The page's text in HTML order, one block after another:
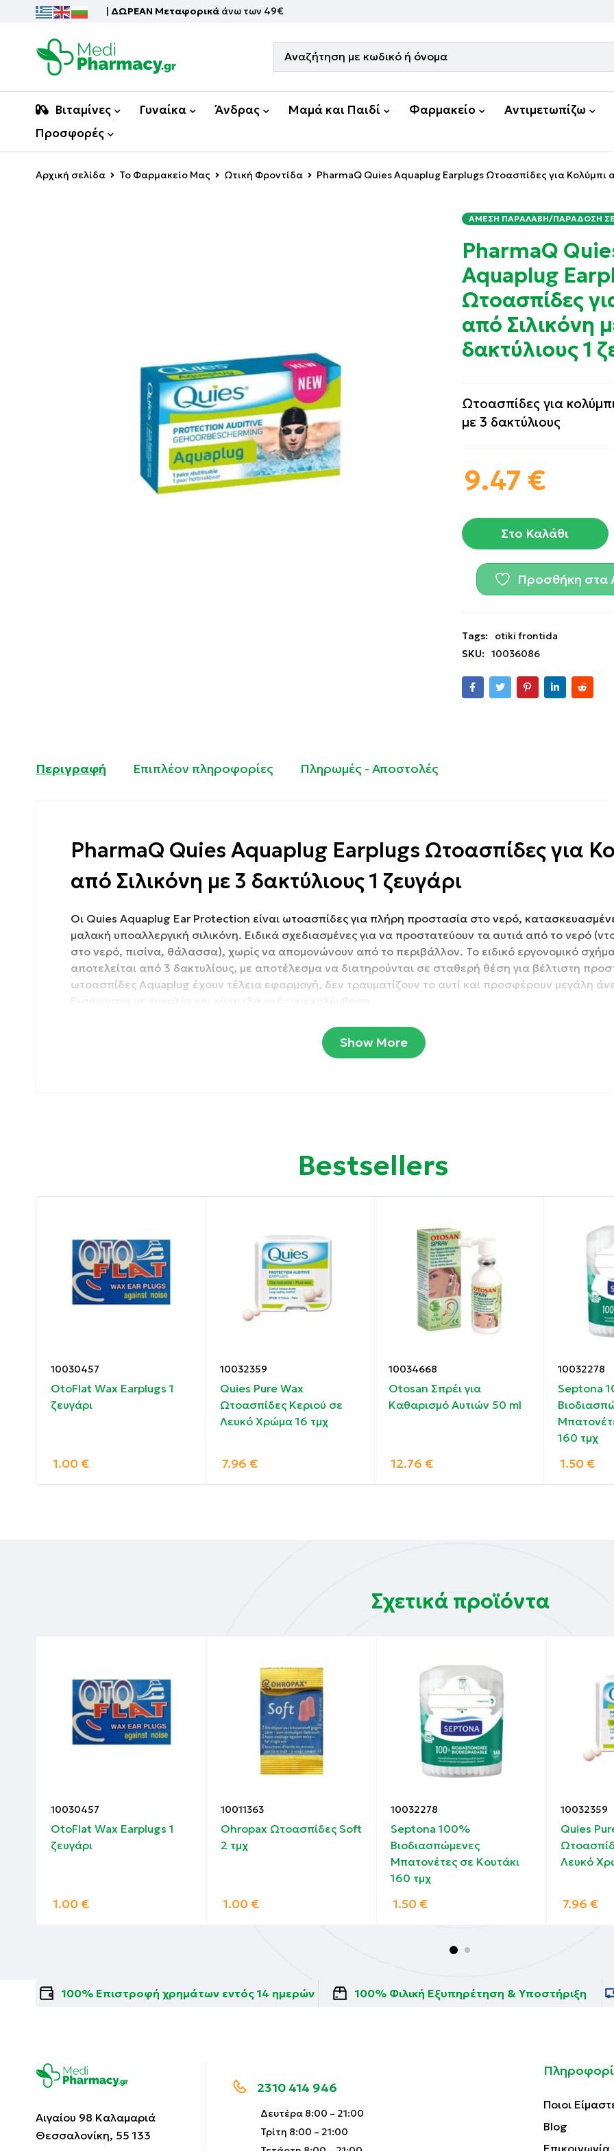
| ΔΩΡΕΑΝ Μεταφορικά άνω των 49€
Βιταμίνες Γυναίκα Άνδρας Μαμά και Παιδί Φαρμακείο Αντιμετωπίζω
Προσφορές
Αρχική σελίδα Το Φαρμακείο Μας Ωτική Φροντίδα PharmaQ Quies Aquaplug Earplugs Ωτοασπίδες για Κολύμπι
ΆΜΕΣΗ ΠΑΡΑΛΑΒΉ/ΠΑΡΆΔΟΣΗ ΣΕ
PharmaQ
Aquaplug
Ωτοασπίδες
από Σιλικόνη
δακτύλιους 1
Ωτοασπίδες για
με 3 δακτύλιους
9.47 €
Στο Καλάθι
Προσθήκη στα
Tags:
otiki frontida
SKU:
10036086
Περιγραφή Επιπλέον πληροφορίες Πληρωμές - Αποστολές
PharmaQ Quies Aquaplug Earplugs Ωτοασπίδες για
από Σιλικόνη με 3 δακτύλιους 1 ζευγάρι
Οι Quies Aquaplug Ear Protection είναι ωτοασπίδες για πλήρη προστασία στο νερό,
μαλακή υποαλλεργική σιλικόνη. Ειδικά σχεδιασμένες για να προστατεύουν τα αυτιά από το νερό
στο νερό, πισίνα, θάλασσα), χωρίς να απομονώνουν από το περιβάλλον. Το ειδικό εργονομικό
αποτελείται από 3 δακτυλίους, με αποτέλεσμα να διατηρούνται σε σταθερή θέση για βέλτιστη
ωτοασπίδες Aquaplug έχουν τέλεια εφαρμογή, δεν τραυματίζουν το αυτί και προσφέρουν μεγάλη
Μετά τη χρήση, καθαρίστε τις ωτοασπίδες με ουδέτερο σαπούνι και ζεστό νερό.
Αφήστε τις να στεγνώσουν καλά πριν τις ξαναχρησιμοποιήσετε.
Συστατικά:
Show More
Bestsellers
10030457
OtoFlat Wax Earplugs 1
ζευγάρι
1.00 €
10032359
Quies Pure Wax
Ωτοασπίδες Κεριού σε
Λευκό Χρώμα 16 τμχ
7.96 €
10034668
Otosan Σπρέι για
Καθαρισμό Αυτιών 50 ml
12.76 €
10032278
Septona
160 τμχ
1.50 €
Σχετικά προϊόντα
10030457
OtoFlat Wax Earplugs 1
ζευγάρι
1.00 €
10011363
Ohropax Ωτοασπίδες Soft
2 τμχ
1.00 €
10032278
Septona 100%
Βιοδιασπώμενες
Μπατονέτες σε Κουτάκι
160 τμχ
1.50 €
10032359
Quies
Λευκό
7.96 €
100% Επιστροφή χρημάτων εντός 14 ημερών 100% Φιλική Εξυπηρέτηση & Υποστήριξη
Αιγαίου 98 Καλαμαριά
Θεσσαλονίκη, 55 133
2310 414 946
Δευτέρα 8:00 – 21:00
Τρίτη 8:00 – 21:00
Ποιοι
Blog
Επικοινωνία